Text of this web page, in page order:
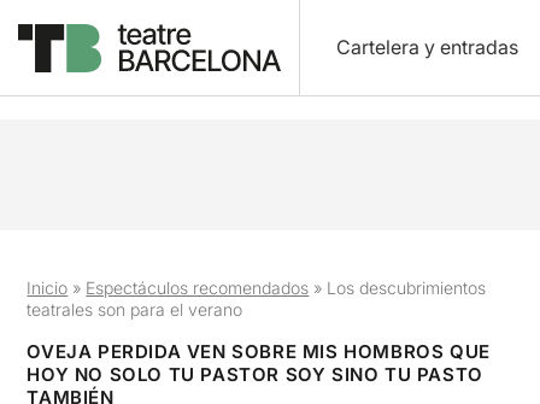
Cartelera y entradas
Inicio » Espectáculos recomendados » Los descubrimientos
teatrales son para el verano
OVEJA PERDIDA VEN SOBRE MIS HOMBROS QUE
HOY NO SOLO TU PASTOR SOY SINO TU PASTO
TAMBIÉN